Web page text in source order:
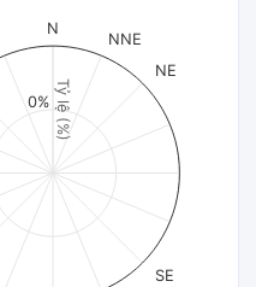
Tỷ lệ (%)
N
NNE
NE
SE
0%